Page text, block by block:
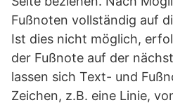
Fußnoten vollständig auf
Ist dies nicht möglich,
der Fußnote auf der
lassen sich Text- und
Zeichen, z.B. eine Linie,